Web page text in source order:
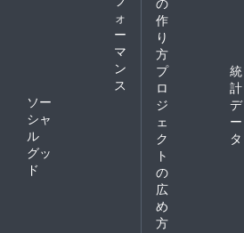
ォ
ー
マ
ン
ス
ソー
シャ
ル
グッ
ド
作
り
方
プ
ロ
ジ
ェ
ク
ト
の
広
め
方
統
計
デ
ー
タ